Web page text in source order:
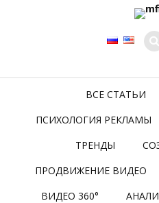
ВСЕ СТАТЬИ
ПСИХОЛОГИЯ РЕКЛАМЫ
ТРЕНДЫ
ПРОДВИЖЕНИЕ ВИДЕО
ВИДЕО 360°